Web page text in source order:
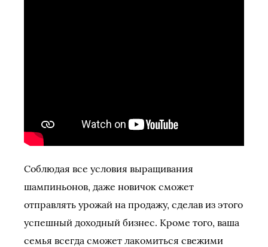
Соблюдая все условия выращивания
шампиньонов, даже новичок сможет
отправлять урожай на продажу, сделав из этого
успешный доходный бизнес. Кроме того, ваша
семья всегда сможет лакомиться свежими